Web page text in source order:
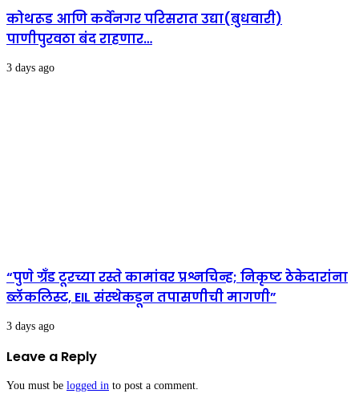
कोथरूड आणि कर्वेनगर परिसरात उद्या(बुधवारी)
पाणीपुरवठा बंद राहणार…
3 days ago
“पुणे ग्रँड टूरच्या रस्ते कामांवर प्रश्नचिन्ह; निकृष्ट ठेकेदारांना
ब्लॅकलिस्ट, EIL संस्थेकडून तपासणीची मागणी”
3 days ago
Leave a Reply
You must be logged in to post a comment.